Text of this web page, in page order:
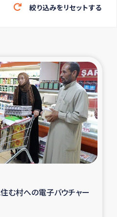
救援の時代
ル豪雨緊急支援
洪水被災者支援
産者支援事業
帰還民の生活再建支援
シリア難民支援事業
ェシの地震・津波被災者支援
絞り込みをリセットする
む村への電子バウチャー